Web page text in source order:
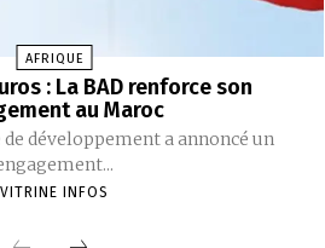
AFRIQUE
: La BAD renforce son
au Maroc
développement a annoncé un
VITRINE INFOS